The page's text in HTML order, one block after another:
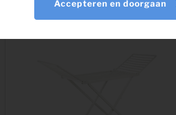
Accepteren en doorgaan